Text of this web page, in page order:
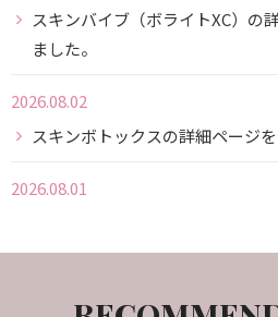
スキンバイブ（ボライトXC）の
ました。
2026.08.02
スキンボトックスの詳細ページ
2026.08.01
【求人】受付・営業、看護師を